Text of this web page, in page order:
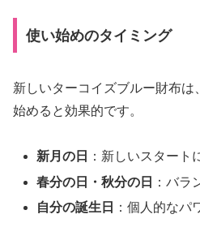
使い始めのタイミング
新しいターコイズブルー財布
始めると効果的です。
新月の日
：新しいスタート
春分の日・秋分の日
：バラ
自分の誕生日
：個人的なパ